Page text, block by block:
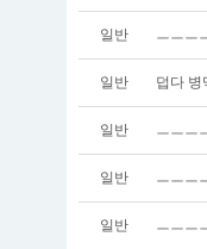
일반 ㅡㅡㅡ
일반 덥다 병
일반 ㅡㅡㅡ
일반 ㅡㅡㅡ
일반 ㅡㅡㅡ